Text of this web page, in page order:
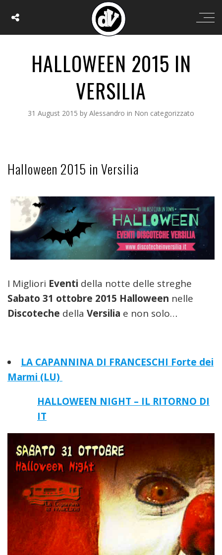
HALLOWEEN 2015 IN
VERSILIA
31 August 2015 by Alessandro in Non categorizzato
Halloween 2015 in Versilia
I Migliori Eventi della notte delle streghe
Sabato 31 ottobre 2015 Halloween nelle
Discoteche della Versilia e non solo…
LA CAPANNINA DI FRANCESCHI Forte dei
Marmi (LU)
HALLOWEEN NIGHT – IL RITORNO DI
IT